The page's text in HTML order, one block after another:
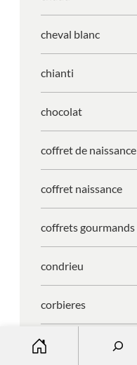
cheval blanc
chianti
chocolat
coffret de naissance
coffret naissance
coffrets gourmands
condrieu
corbieres
cornas